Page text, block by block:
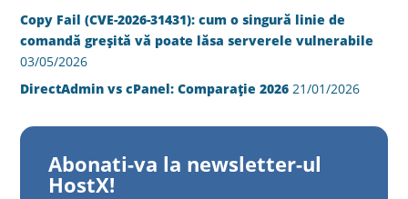
Copy Fail (CVE-2026-31431): cum o singură linie de
comandă greșită vă poate lăsa serverele vulnerabile
03/05/2026
DirectAdmin vs cPanel: Comparație 2026 21/01/2026
Abonati-va la newsletter-ul
HostX!